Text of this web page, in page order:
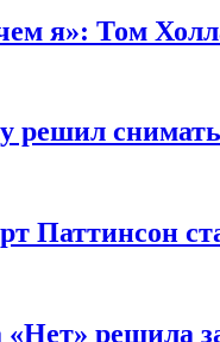
я»: Том
решил
Паттинсон
«Нет» решила